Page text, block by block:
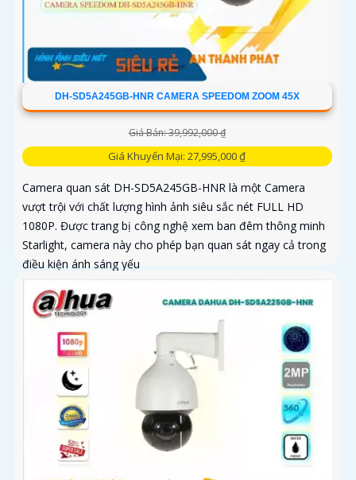
DH-SD5A245GB-HNR CAMERA SPEEDOM ZOOM 45X
Giá Bán: 39,992,000 ₫
Giá Khuyến Mại: 27,995,000 ₫
Camera quan sát DH-SD5A245GB-HNR là một Camera
vượt trội với chất lượng hình ảnh siêu sắc nét FULL HD
1080P. Được trang bị công nghệ xem ban đêm thông minh
Starlight, camera này cho phép bạn quan sát ngay cả trong
điều kiện ánh sáng yếu